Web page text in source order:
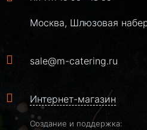
Москва, Шлюзовая
sale@m-catering.ru
Интернет-магазин
Создание и поддержка: